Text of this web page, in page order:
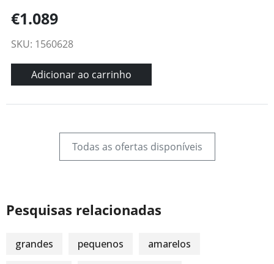
€1.089
SKU: 1560628
Adicionar ao carrinho
Todas as ofertas disponíveis
Pesquisas relacionadas
grandes pequenos amarelos